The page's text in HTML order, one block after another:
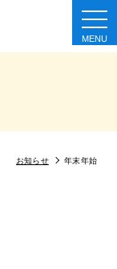
お知らせ 年末年始